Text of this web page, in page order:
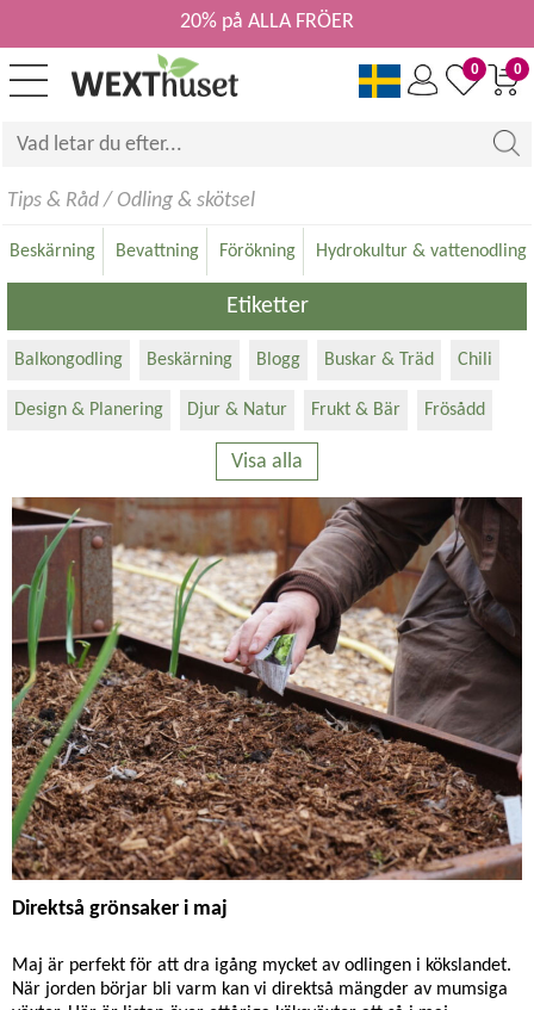
0
0
20% på ALLA FRÖER
Tips & Råd/ Odling & skötsel
Beskärning Bevattning Förökning Hydrokultur & vattenodling
Etiketter
Balkongodling Beskärning Blogg Buskar & Träd Chili
Design & Planering Djur & Natur Frukt & Bär Frösådd
Grönsaker Gör-det-själv
Hållbarhet & Miljö Inomhusodling Jord & Kompost
Klätterväxter Krukväxter Kryddväxter Köksväxter
Lök- & knölväxter Medelhavsväxter Näring & Gödsel
Odlingsråd Ohyra & Skadegörare Orkidéer Palettblad
Pelargoner Perenner Podd Recept Rosor
Skörd & Lagring Snittblommor Sommarblommor
Sticklingar Tomater Trädgårdsskötsel Utekrukor
Vattning Vinterodling Växtarrangemang Växtbelysning
Växthus Växtskötsel Återanvändning
Visa alla
Direktså grönsaker i maj
Maj är perfekt för att dra igång mycket av odlingen i kökslandet.
När jorden börjar bli varm kan vi direktså mängder av mumsiga